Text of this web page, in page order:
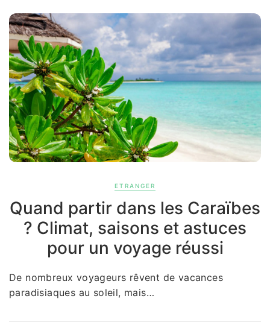
ETRANGER
Quand partir dans les Caraïbes
? Climat, saisons et astuces
pour un voyage réussi
De nombreux voyageurs rêvent de vacances
paradisiaques au soleil, mais…